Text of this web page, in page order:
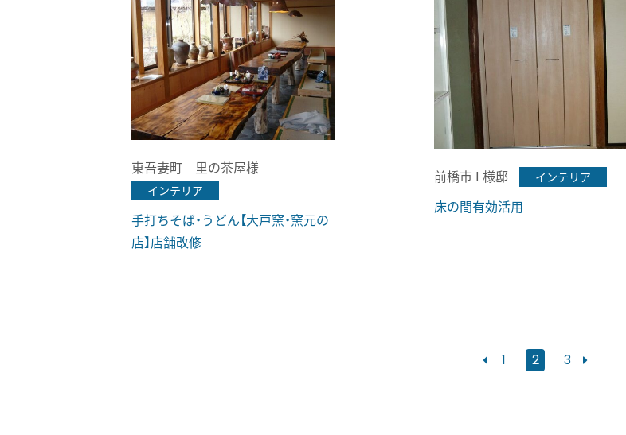
東吾妻町 里の茶屋様
インテリア
手打ちそば・うどん【大戸窯・窯元の
店】店舗改修
前橋市 I 様邸 インテリア
床の間有効活用
1 2 3